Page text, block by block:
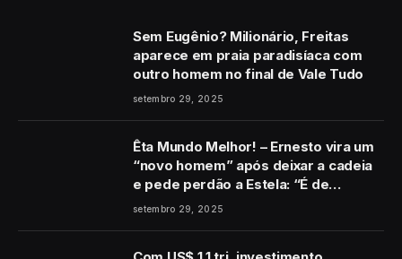
Sem Eugênio? Milionário, Freitas
aparece em praia paradisíaca com
outro homem no final de Vale Tudo
setembro 29, 2025
Êta Mundo Melhor! – Ernesto vira um
“novo homem” após deixar a cadeia
e pede perdão a Estela: “É de
coração”
setembro 29, 2025